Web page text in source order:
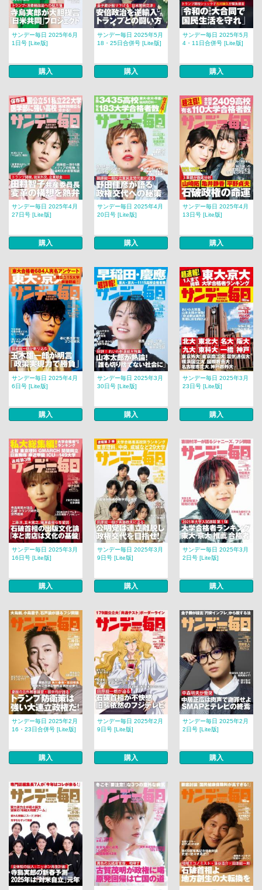
サンデー毎日 2025年6月
1日号 [Lite版]
購入
サンデー毎日 2025年5月
18・25日合併号 [Lite版]
購入
サンデー毎日 2025年5月
4・11日合併号 [Lite版]
購入
サンデー毎日 2025年4月
27日号 [Lite版]
購入
サンデー毎日 2025年4月
20日号 [Lite版]
購入
サンデー毎日 2025年4月
13日号 [Lite版]
購入
サンデー毎日 2025年4月
6日号 [Lite版]
購入
サンデー毎日 2025年3月
30日号 [Lite版]
購入
サンデー毎日 2025年3月
23日号 [Lite版]
購入
サンデー毎日 2025年3月
16日号 [Lite版]
購入
サンデー毎日 2025年3月
9日号 [Lite版]
購入
サンデー毎日 2025年3月
2日号 [Lite版]
購入
サンデー毎日 2025年2月
16・23日合併号 [Lite版]
購入
サンデー毎日 2025年2月
9日号 [Lite版]
購入
サンデー毎日 2025年2月
2日号 [Lite版]
購入